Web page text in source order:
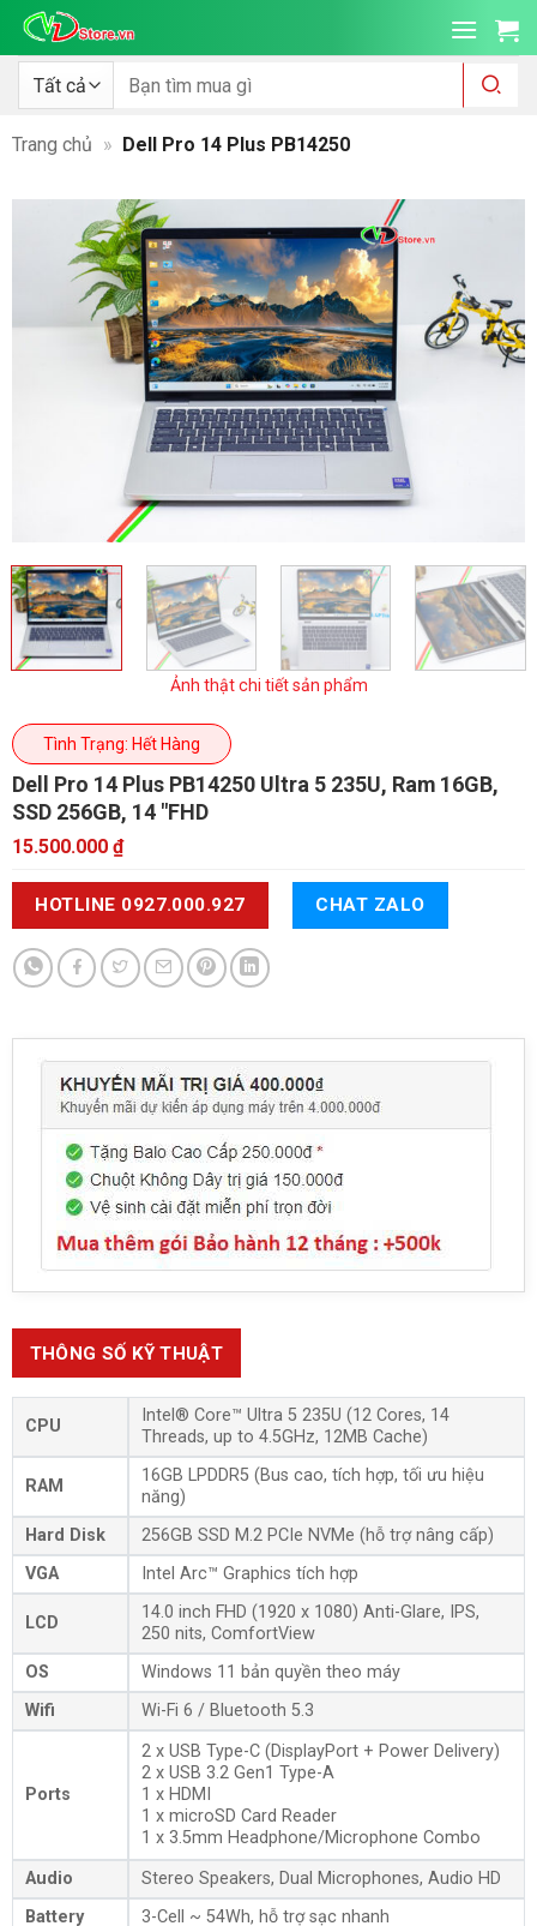
qua
dung
Tìm
kiếm:
Trang chủ » Dell Pro 14 Plus PB14250
Ảnh thật chi tiết sản phẩm
Tình Trạng: Hết Hàng
Dell Pro 14 Plus PB14250 Ultra 5 235U, Ram 16GB,
SSD 256GB, 14 "FHD
15.500.000 ₫
HOTLINE 0927.000.927 CHAT ZALO
THÔNG SỐ KỸ THUẬT
CPU
Intel® Core™ Ultra 5 235U (12 Cores, 14
Threads, up to 4.5GHz, 12MB Cache)
RAM
16GB LPDDR5 (Bus cao, tích hợp, tối ưu hiệu
năng)
Hard Disk
256GB SSD M.2 PCIe NVMe (hỗ trợ nâng cấp)
VGA
Intel Arc™ Graphics tích hợp
LCD
14.0 inch FHD (1920 x 1080) Anti-Glare, IPS,
250 nits, ComfortView
OS
Windows 11 bản quyền theo máy
Wifi
Wi-Fi 6 / Bluetooth 5.3
Ports
2 x USB Type-C (DisplayPort + Power Delivery)
2 x USB 3.2 Gen1 Type-A
1 x HDMI
1 x microSD Card Reader
1 x 3.5mm Headphone/Microphone Combo
Audio
Stereo Speakers, Dual Microphones, Audio HD
Battery
3-Cell ~ 54Wh, hỗ trợ sạc nhanh